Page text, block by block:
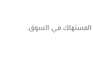
المستهلك في السوق.